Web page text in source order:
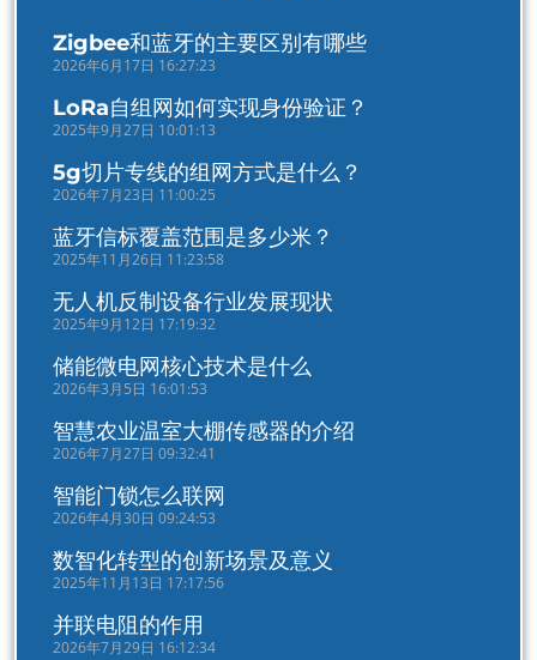
Zigbee和蓝牙的主要区别有哪些
2026年6月17日 16:27:23
LoRa自组网如何实现身份验证？
2025年9月27日 10:01:13
5g切片专线的组网方式是什么？
2026年7月23日 11:00:25
蓝牙信标覆盖范围是多少米？
2025年11月26日 11:23:58
无人机反制设备行业发展现状
2025年9月12日 17:19:32
储能微电网核心技术是什么
2026年3月5日 16:01:53
智慧农业温室大棚传感器的介绍
2026年7月27日 09:32:41
智能门锁怎么联网
2026年4月30日 09:24:53
数智化转型的创新场景及意义
2025年11月13日 17:17:56
并联电阻的作用
2026年7月29日 16:12:34